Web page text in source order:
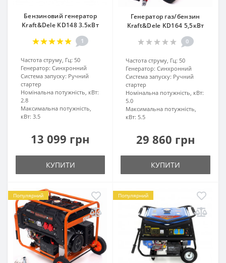
Бензиновий генератор
Kraft&Dele KD148 3.5кВт
1
Частота струму, Гц: 50
Генератор: Синхронний
Система запуску: Ручний
стартер
Номінальна потужність, кВт:
2.8
Максимальна потужність,
кВт: 3.5
13 099 грн
КУПИТИ
Генератор газ/бензин
Kraft&Dele KD164 5,5кВт
0
Частота струму, Гц: 50
Генератор: Синхронний
Система запуску: Ручний
стартер
Номінальна потужність, кВт:
5.0
Максимальна потужність,
кВт: 5.5
29 860 грн
КУПИТИ
Популярний Популярний